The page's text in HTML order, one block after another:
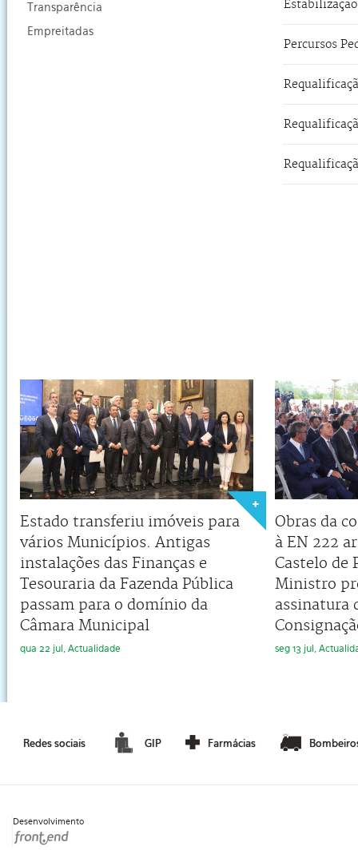
Transparência
Empreitadas
Estado transferiu imóveis para
vários Municípios. Antigas
instalações das Finanças e
Tesouraria da Fazenda Pública
passam para o domínio da
Câmara Municipal
qua 22 jul, Actualidade
Obras da
à EN 222
Castelo de
Ministro
assinatura
seg 13 jul,
Redes sociais GIP Farmácias
Desenvolvimento